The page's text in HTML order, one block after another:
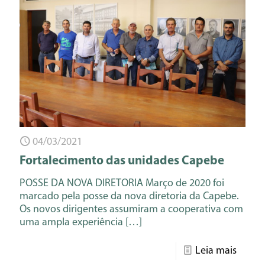
04/03/2021
Fortalecimento das unidades Capebe
POSSE DA NOVA DIRETORIA Março de 2020 foi
marcado pela posse da nova diretoria da Capebe.
Os novos dirigentes assumiram a cooperativa com
uma ampla experiência […]
Leia mais